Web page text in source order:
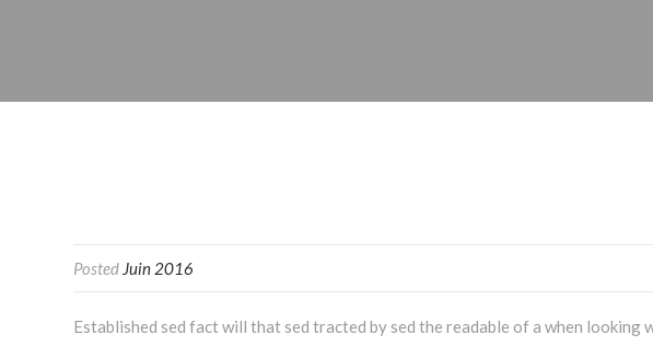
Posted Juin 2016
Established sed fact will that sed tracted by sed the readable of a when looking